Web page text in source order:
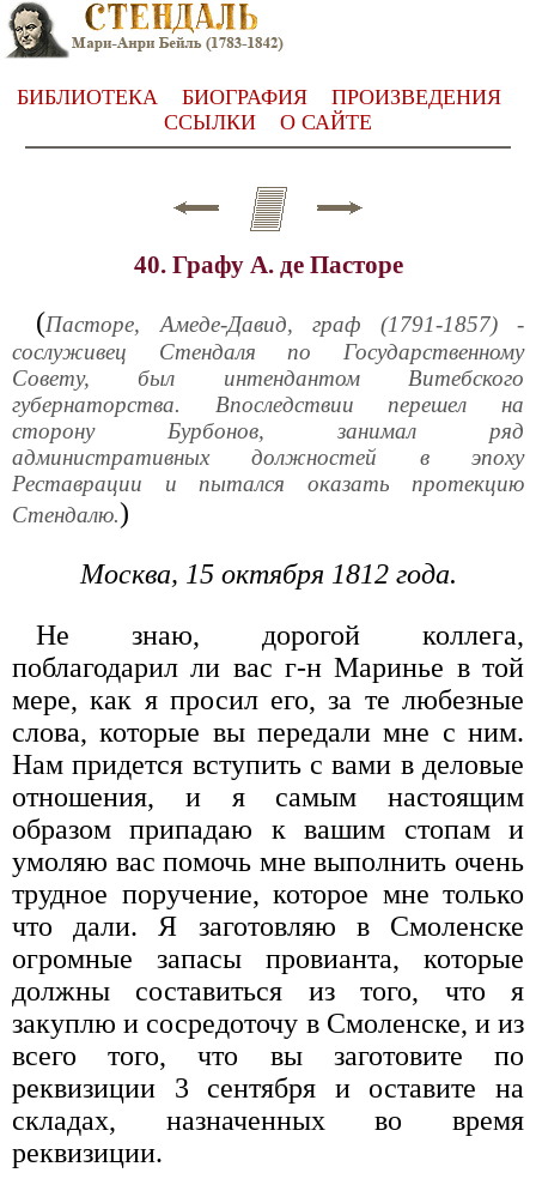
БИБЛИОТЕКА БИОГРАФИЯ
ПРОИЗВЕДЕНИЯ
ССЫЛКИ
О САЙТЕ
40. Графу А. де Пасторе
(Пасторе, Амеде-Давид, граф (1791-1857) -
сослуживец Стендаля по Государственному
Совету, был интендантом Витебского
губернаторства. Впоследствии перешел на
сторону Бурбонов, занимал ряд
административных должностей в эпоху
Реставрации и пытался оказать протекцию
Стендалю.)
Москва, 15 октября 1812 года.
Не знаю, дорогой коллега,
поблагодарил ли вас г-н Маринье в той
мере, как я просил его, за те любезные
слова, которые вы передали мне с ним.
Нам придется вступить с вами в деловые
отношения, и я самым настоящим
образом припадаю к вашим стопам и
умоляю вас помочь мне выполнить очень
трудное поручение, которое мне только
что дали. Я заготовляю в Смоленске
огромные запасы провианта, которые
должны составиться из того, что я
закуплю и сосредоточу в Смоленске, и из
всего того, что вы заготовите по
реквизиции 3 сентября и оставите на
складах, назначенных во время
реквизиции.